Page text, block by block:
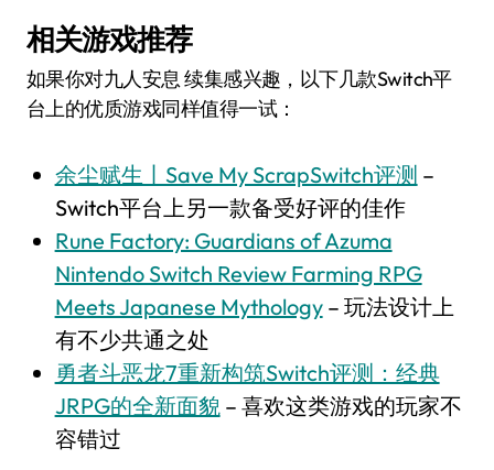
相关游戏推荐
如果你对九人安息 续集感兴趣，以下几款Switch平
台上的优质游戏同样值得一试：
余尘赋生丨Save My ScrapSwitch评测 –
Switch平台上另一款备受好评的佳作
Rune Factory: Guardians of Azuma
Nintendo Switch Review Farming RPG
Meets Japanese Mythology– 玩法设计上
有不少共通之处
勇者斗恶龙7重新构筑Switch评测：经典
JRPG的全新面貌– 喜欢这类游戏的玩家不
容错过